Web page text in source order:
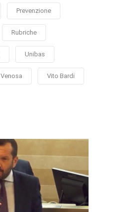
Prevenzione
Rubriche
Unibas
Venosa Vito Bardi